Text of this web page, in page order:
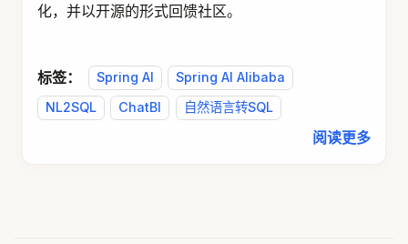
化，并以开源的形式回馈社区。
标签： Spring AI
Spring AI Alibaba
NL2SQL
ChatBI 自然语言转SQL
阅读更多